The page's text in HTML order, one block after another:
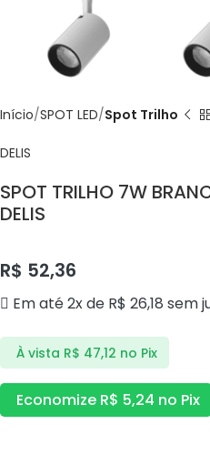
Início SPOT LED Spot Trilho
DELIS
SPOT TRILHO 7W
DELIS
R$ 52,36
Em até 2x de R$ 26,18 sem
À vista R$ 47,12 no Pix
Economize R$ 5,24 no Pix